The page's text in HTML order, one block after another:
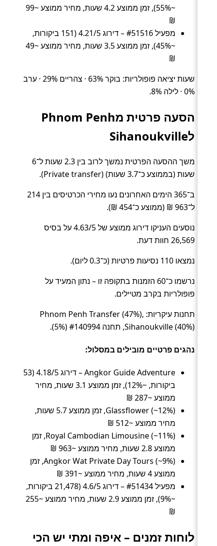
~55%), זמן ממוצע 4.2 שעות, מחיר ממוצע ~99
₪
מפעיל #51516 – דירוג 4.21/5 (151 ביקורות,
~45%), זמן ממוצע 3.5 שעות, מחיר ממוצע ~49
₪
שעות יציאה פופולריות: בוקר 63% · צהריים 29% · ערב
0% · לילה 8%.
הסעה פרטית מPhnom Penh
לSihanoukville
משך ההסעה הפרטית נמשך לרוב בין 2.3 שעות ל־6
שעות (בממוצע כ־3.7 שעות) (Private transfer).
ב־365 הימים האחרונים נעו מחירי הכרטיסים בין 214
ל־963 ₪ (ממוצע כ־454 ₪).
נוסעים העניקו דירוג ממוצע של 4.63/5 על בסיס
26,569 חוות דעת.
נמצאו 110 נסיעות פרטיות (כ־0.3 ליום).
נרשמו כ־60 הזמנות בתקופה זו – נתון המעיד על
פופולריות בקרב מטיילים.
תחנות עיקריות: Phnom Penh Transfer (47%),
Sihanoukville (40%), תחנה #140994 (5%).
נהגים פרטיים מובילים במסלול:
Angkor Guide Adventure – דירוג 4.18/5 (53
ביקורות, ~12%), זמן ממוצע 3.1 שעות, מחיר
ממוצע ~287 ₪
Glassflower (~12%), זמן ממוצע 5.7 שעות,
מחיר ממוצע ~512 ₪
Royal Cambodian Limousine (~11%), זמן
ממוצע 2.8 שעות, מחיר ממוצע ~963 ₪
Angkor Wat Private Day Tours (~9%), זמן
ממוצע 4 שעות, מחיר ממוצע ~391 ₪
מפעיל #51434 – דירוג 4.6/5 (21,478 ביקורות,
~9%), זמן ממוצע 2.9 שעות, מחיר ממוצע ~255
₪
לוחות זמנים – איפה ומתי יש הכי